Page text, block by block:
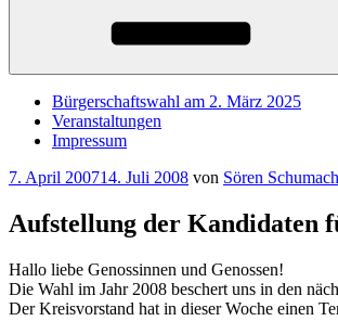
Bürgerschaftswahl am 2. März 2025
Veranstaltungen
Impressum
Veröffentlicht
7. April 200714. Juli 2008 von Sören
Aufstellung der Kandidaten
Hallo liebe Genossinnen und Genossen!
Die Wahl im Jahr 2008 beschert uns in den
Der Kreisvorstand hat in dieser Woche einen